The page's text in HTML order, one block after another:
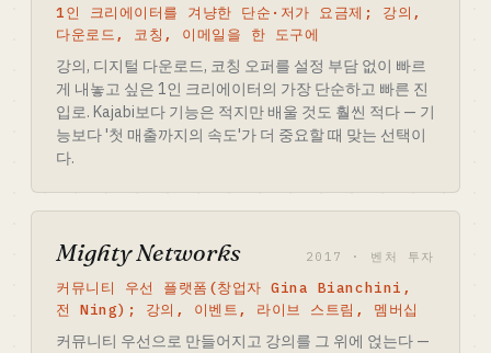
1인 크리에이터를 겨냥한 단순·저가 요금제; 강의,
다운로드, 코칭, 이메일을 한 도구에
강의, 디지털 다운로드, 코칭 오퍼를 설정 부담 없이 빠르
게 내놓고 싶은 1인 크리에이터의 가장 단순하고 빠른 진
입로. Kajabi보다 기능은 적지만 배울 것도 훨씬 적다 — 기
능보다 '첫 매출까지의 속도'가 더 중요할 때 맞는 선택이
다.
Mighty Networks 2017 · 벤처 투자
커뮤니티 우선 플랫폼(창업자 Gina Bianchini,
전 Ning); 강의, 이벤트, 라이브 스트림, 멤버십
커뮤니티 우선으로 만들어지고 강의를 그 위에 얹는다 —